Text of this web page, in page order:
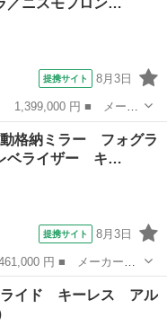
／ニスモフロン…
提携サイト 8月3日
■ グレード名： ユ
ニスモフロントリップ／
格納ミラー フォグラ
ベライザー キ…
提携サイト 8月3日
ド名： Ｓ 電動格納
イザー キーレス ５速
ライド キーレス アル